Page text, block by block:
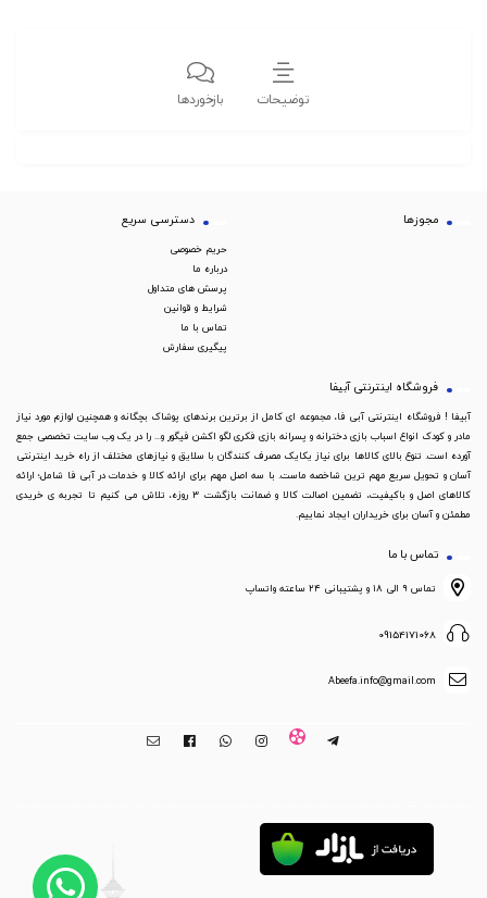
توضیحات بازخوردها
مجوزها دسترسی سریع
حریم خصوصی
درباره ما
پرسش های متداول
شرایط و قوانین
تماس با ما
پیگیری سفارش
فروشگاه اینترنتی آبیفا
آبیفا ! فروشگاه اینترنتی آبی فا، مجموعه ای کامل از برترین برندهای پوشاک بچگانه و همچنین لوازم مورد نیاز
مادر و کودک انواع اسباب بازی دخترانه و پسرانه بازی فکری لگو اکشن فیگور و... را در یک وب سایت تخصصی جمع
آورده است. تنوع بالای کالاها برای نیاز یکایک مصرف کنندگان با سلایق و نیازهای مختلف از راه خرید اینترنتی
آسان و تحویل سریع مهم ترین شاخصه ماست. با سه اصل مهم برای ارائه کالا و خدمات در آبی فا شامل؛ ارائه
کالاهای اصل و باکیفیت، تضمین اصالت کالا و ضمانت بازگشت 3 روزه، تلاش می کنیم تا تجربه ی خریدی
مطمئن و آسان برای خریداران ایجاد نماییم.
تماس با ما
تماس ۹ الی ۱۸ و پشتیبانی ۲۴ ساعته واتساپ
09154171068
Abeefa.info@gmail.com